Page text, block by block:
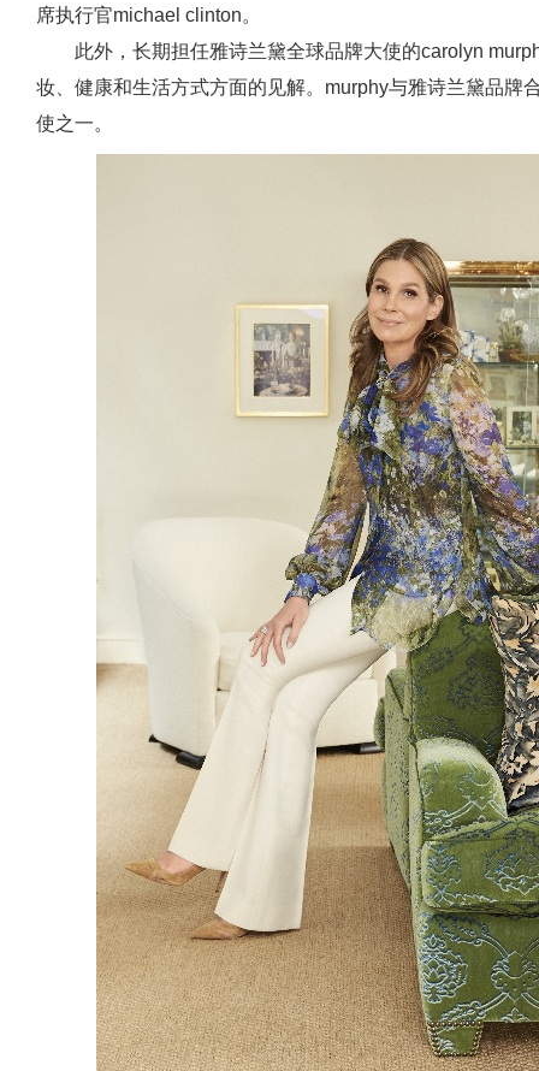
席执行官michael clinton。
此外，长期担任雅诗兰黛全球品牌大使的carolyn
妆、健康和生活方式方面的见解。murphy与雅诗兰黛品牌
使之一。